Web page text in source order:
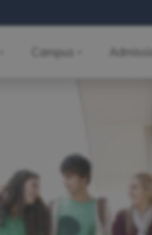
Campus